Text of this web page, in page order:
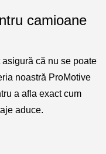
camioane
că nu se poate
noastră ProMotive
a afla exact cum
aduce.